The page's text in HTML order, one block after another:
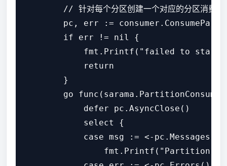
        // 针对每个分区创建一个对应的分区消费者
pc, err :=
        if err != nil {
fmt.Printf("failed to start
            return
        }
go
            defer pc.AsyncClose()
            select {
            case msg := <-pc.Messages():